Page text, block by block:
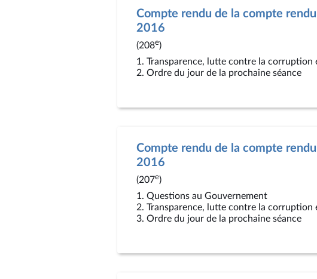
Compte rendu de la compte
2016
(208e)
1. Transparence, lutte contre la
2. Ordre du jour de la prochaine séance
Compte rendu de la compte
2016
(207e)
1. Questions au Gouvernement
2. Transparence, lutte contre la
3. Ordre du jour de la prochaine séance